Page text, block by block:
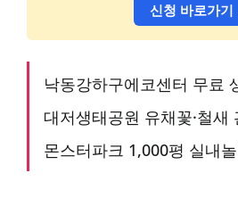
신청 바로가
낙동강하구에코센터 무료
대저생태공원 유채꽃·철새
몬스터파크 1,000평 실내